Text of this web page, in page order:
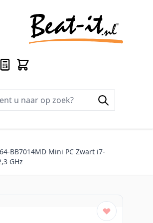
BB7014MD Mini PC Zwart i7-
GHz